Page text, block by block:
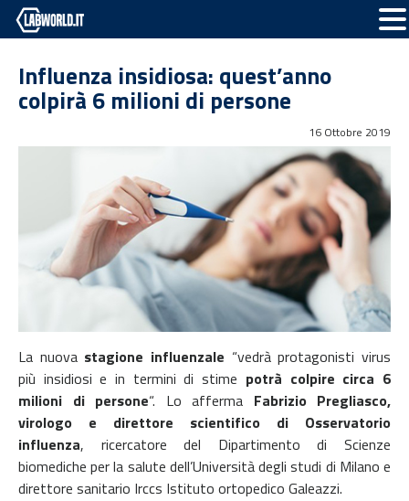
Influenza insidiosa: quest’anno
colpirà 6 milioni di persone
16 Ottobre 2019
La nuova stagione influenzale “vedrà protagonisti virus
più insidiosi e in termini di stime potrà colpire circa 6
milioni di persone“. Lo afferma Fabrizio Pregliasco,
virologo e direttore scientifico di Osservatorio
influenza, ricercatore del Dipartimento di Scienze
biomediche per la salute dell’Università degli studi di Milano e
direttore sanitario Irccs Istituto ortopedico Galeazzi.